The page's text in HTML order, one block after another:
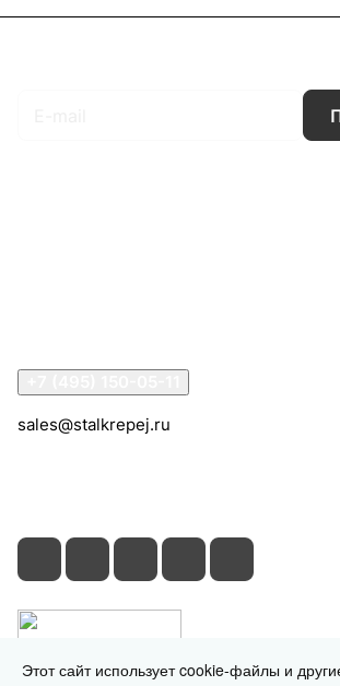
sales@stalkrepej.ru
Этот сайт использует cookie-файлы и